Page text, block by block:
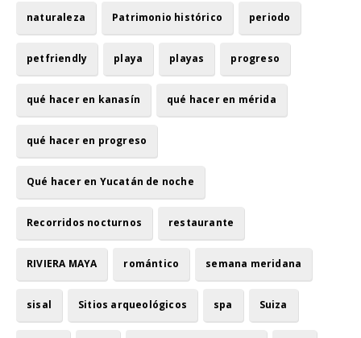
naturaleza Patrimonio histórico periodo
petfriendly playa playas progreso
qué hacer en kanasín qué hacer en mérida
qué hacer en progreso
Qué hacer en Yucatán de noche
Recorridos nocturnos restaurante
RIVIERA MAYA romántico semana meridana
sisal Sitios arqueológicos spa Suiza